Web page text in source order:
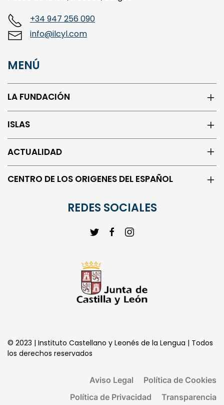
info@ilcyl.com
LA FUNDACIÓN
ISLAS
ACTUALIDAD
CENTRO DE LOS ORIGENES DEL ESPAÑOL
los derechos reservados
Política de Privacidad
Transparencia